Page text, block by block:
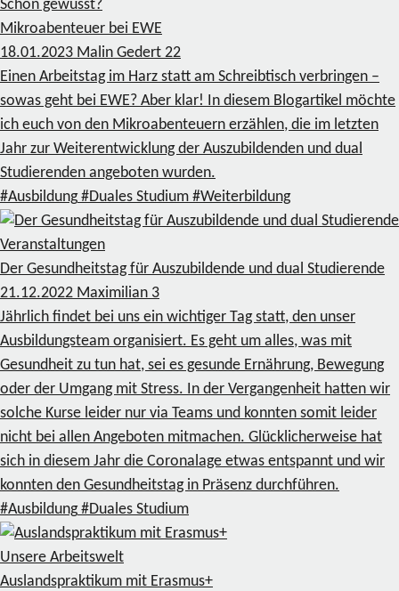
Schon gewusst?
Mikroabenteuer bei EWE
18.01.2023 Malin Gedert 22
Einen Arbeitstag im Harz statt am Schreibtisch verbringen –
sowas geht bei EWE? Aber klar! In diesem Blogartikel möchte
ich euch von den Mikroabenteuern erzählen, die im letzten
Jahr zur Weiterentwicklung der Auszubildenden und dual
Studierenden angeboten wurden.
#Ausbildung #Duales Studium #Weiterbildung
Veranstaltungen
Der Gesundheitstag für Auszubildende und dual Studierende
21.12.2022 Maximilian 3
Jährlich findet bei uns ein wichtiger Tag statt, den unser
Ausbildungsteam organisiert. Es geht um alles, was mit
Gesundheit zu tun hat, sei es gesunde Ernährung, Bewegung
oder der Umgang mit Stress. In der Vergangenheit hatten wir
solche Kurse leider nur via Teams und konnten somit leider
nicht bei allen Angeboten mitmachen. Glücklicherweise hat
sich in diesem Jahr die Coronalage etwas entspannt und wir
konnten den Gesundheitstag in Präsenz durchführen.
#Ausbildung #Duales Studium
Unsere Arbeitswelt
Auslandspraktikum mit Erasmus+